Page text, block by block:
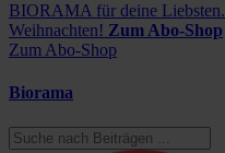
BIORAMA für deine Liebsten.
Weihnachten! Zum Abo-Shop
Zum Abo-Shop
Biorama